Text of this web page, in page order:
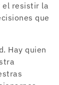
el resistir la
que
Hay quien